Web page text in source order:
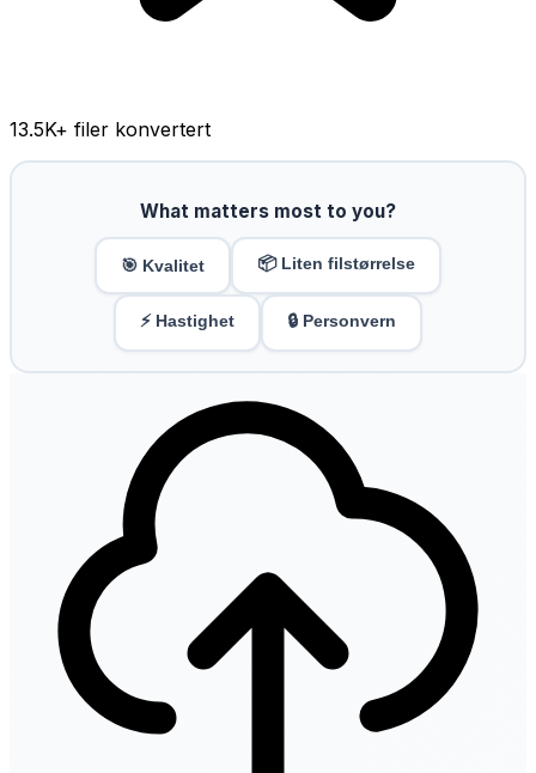
13.5K+ filer konvertert
What matters most to you?
🎯 Kvalitet 📦 Liten filstørrelse
⚡ Hastighet 🔒 Personvern